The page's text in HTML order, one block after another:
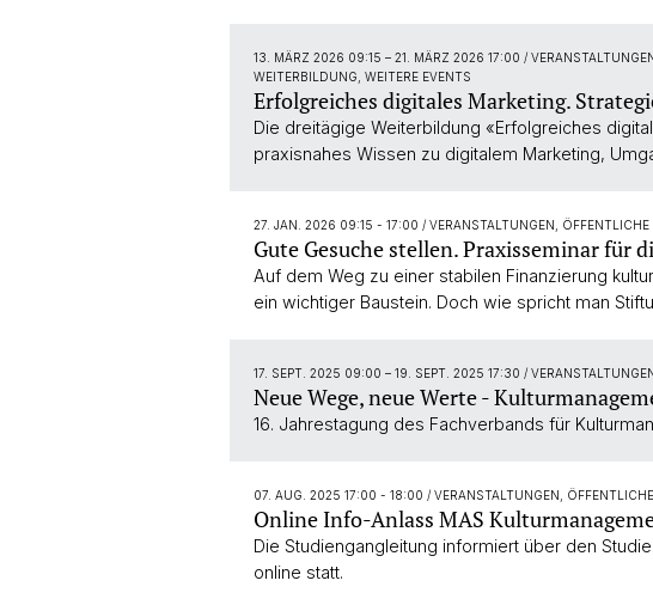
13. MÄRZ 2026 09:15 – 21. MÄRZ 2026 17:00 /
WEITERBILDUNG, WEITERE EVENTS
Erfolgreiches digitales Marketing.
Die dreitägige Weiterbildung «Erfolgreiches
praxisnahes Wissen zu digitalem Marketing,
27. JAN. 2026 09:15 - 17:00 / VERANSTALTUNGEN,
Gute Gesuche stellen. Praxisseminar für
Auf dem Weg zu einer stabilen Finanzierung
ein wichtiger Baustein. Doch wie spricht man
17. SEPT. 2025 09:00 – 19. SEPT. 2025 17:30 /
Neue Wege, neue Werte -
16. Jahrestagung des Fachverbands für
07. AUG. 2025 17:00 - 18:00 / VERANSTALTUNGEN,
Online Info-Anlass MAS
Die Studiengangleitung informiert über den
online statt.